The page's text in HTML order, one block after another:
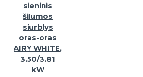
sieninis
šilumos
siurblys
oras-oras
AIRY WHITE,
3.50/3.81
kW